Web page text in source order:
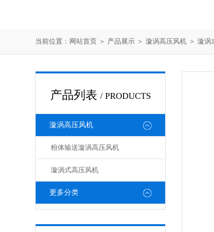
当前位置： 网站首页 ＞ 产品展示 ＞ 漩涡高压风机 ＞ 漩涡
产品列表 / PRODUCTS
漩涡高压风机
粉体输送漩涡高压风机
漩涡式高压风机
更多分类